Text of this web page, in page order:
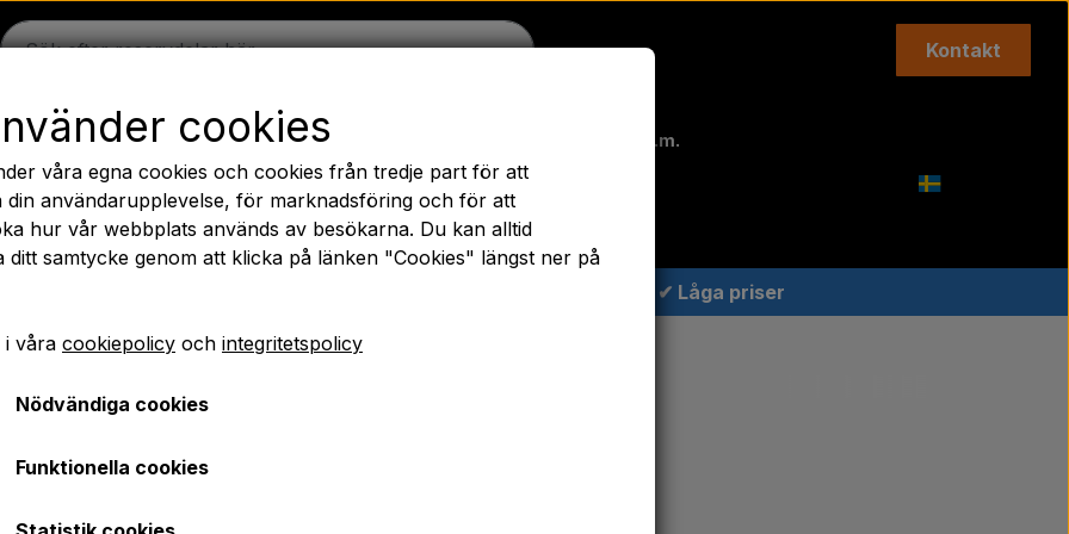
Kontakt
Massey Ferguson Fordson Ford Dragbommar - Topplänkar m.m.
Olja Kemi El-delar LED Lyktor Päron Färg Agricolour
PTO axlar GARDLOC Verkstad/ Verktyg Erbjudande
✔ Låga priser
Artikelnummer: A1.40286
cookies
våra egna cookies och cookies från tredje part för att
din användarupplevelse, för marknadsföring och för att
hur vår webbplats används av besökarna. Du kan alltid
ditt samtycke genom att klicka på länken "Cookies" längst ner på
i våra cookiepolicy och integritetspolicy
Nödvändiga cookies
Funktionella cookies